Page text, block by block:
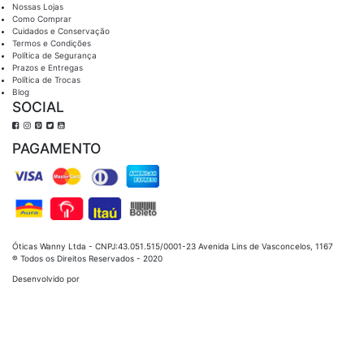
Nossas Lojas
Como Comprar
Cuidados e Conservação
Termos e Condições
Política de Segurança
Prazos e Entregas
Política de Trocas
Blog
SOCIAL
PAGAMENTO
Óticas Wanny Ltda - CNPJ:43.051.515/0001-23 Avenida Lins de Vasconcelos, 1167
® Todos os Direitos Reservados - 2020
Desenvolvido por